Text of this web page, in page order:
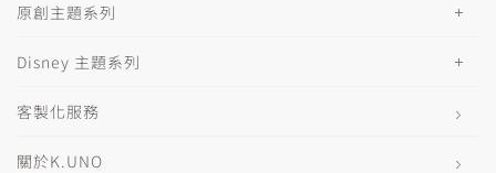
原創主題系列
Disney 主題系列
客製化服務
關於K.UNO